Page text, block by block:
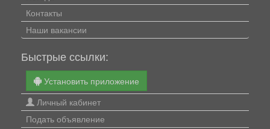
Контакты
Наши вакансии
Быстрые ссылки:
Установить приложение
Личный кабинет
Подать объявление